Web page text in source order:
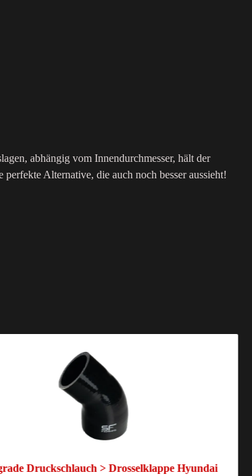
abhängig vom Innendurchmesser, hält der
Alternative, die auch noch besser aussieht!
Druckschlauch > Drosselklappe Hyundai